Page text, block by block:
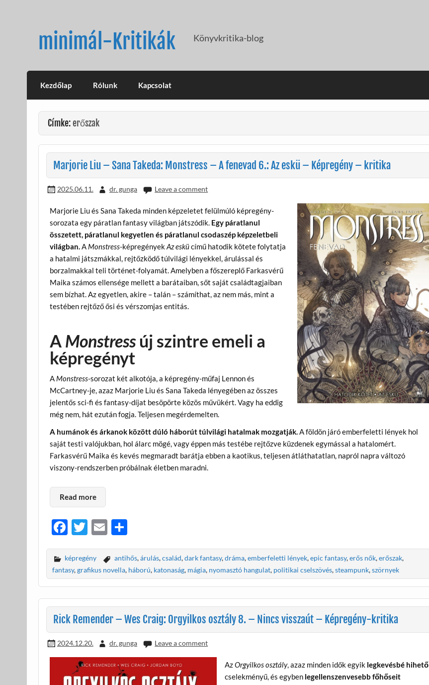
minimál-Kritikák Könyvkritika-blog
Kezdőlap Rólunk Kapcsolat
Címke:erőszak
Marjorie Liu – Sana Takeda: Monstress – A fenevad 6.: Az eskü – Képregény – kritika
2025.06.11. dr. gunga Leave a comment
Marjorie Liu és Sana Takeda minden képzeletet felülmúló képregény-
sorozata egy páratlan fantasy világban játszódik. Egy páratlanul
összetett, páratlanul kegyetlen és páratlanul csodaszép képzeletbeli
világban.A Monstress-képregényekAz eskücímű hatodik kötete folytatja
a hatalmi játszmákkal, rejtőzködő túlvilági lényekkel, árulással és
borzalmakkal teli történet-folyamát. Amelyben a főszereplő Farkasvérű
Maika számos ellensége mellett a barátaiban, sőt saját családtagjaiban
sem bízhat. Az egyetlen, akire – talán – számíthat, az nem más, mint a
testében rejtőző ősi és vérszomjas entitás.
AMonstressúj szintre emeli a
képregényt
A Monstress-sorozat két alkotója, a képregény-műfaj Lennon és
McCartney-je, azaz Marjorie Liu és Sana Takeda lényegében az összes
jelentős sci-fi és fantasy-díjat besöpörte közös művükért. Vagy ha eddig
még nem, hát ezután fogja. Teljesen megérdemelten.
A humánok és árkanok között dúló háborút túlvilági hatalmak mozgatják.A földön járó emberfeletti lények hol
saját testi valójukban, hol álarc mögé, vagy éppen más testébe rejtőzve küzdenek egymással a hatalomért.
Farkasvérű Maika és kevés megmaradt barátja ebben a kaotikus, teljesen átláthatatlan, napról napra változó
viszony-rendszerben próbálnak életben maradni.
Read more
F
e
b
o
o
k
T
itt
er
E
ail za
m
e
g
képregény antihős,árulás,család,dark fantasy,dráma,emberfeletti lények,epic fantasy,erős nők,erőszak,
fantasy,grafikus novella, háború, katonaság, mágia, nyomasztó hangulat, politikai cselszövés,steampunk,szörnyek
Rick Remender – Wes Craig: Orgyilkos osztály 8. – Nincs visszaút – Képregény-kritika
2024.12.20. dr. gunga Leave a comment
AzOrgyilkos osztály, azaz minden idők egyik legkevésbé hihető
cselekményű, és egyben legellenszenvesebb főhőseit